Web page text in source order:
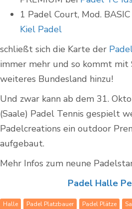
1 Padel Court, Mod.
Kiel Padel
schließt sich die Karte der
immer mehr und so kommt mit
weiteres Bundesland hinzu!
Und zwar kann ab dem 31.
(Saale) Padel Tennis gespielt
Padelcreations ein outdoor
aufgebaut.
Mehr Infos zum neune
Padel Halle
Halle Padel Platzbauer Padel Plätze